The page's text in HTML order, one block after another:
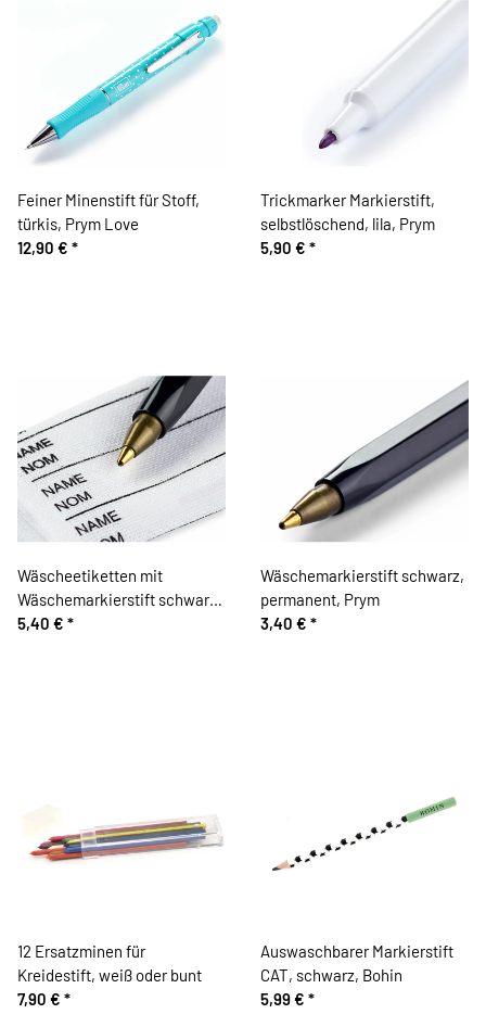
Feiner Minenstift für Stoff,
türkis, Prym Love
12,90 € *
Trickmarker Markierstift,
selbstlöschend, lila, Prym
5,90 € *
Wäscheetiketten mit
Wäschemarkierstift schwarz,
Prym
5,40 € *
Wäschemarkierstift schwarz,
permanent, Prym
3,40 € *
12 Ersatzminen für
Kreidestift, weiß oder bunt
7,90 € *
Auswaschbarer Markierstift
CAT, schwarz, Bohin
5,99 € *